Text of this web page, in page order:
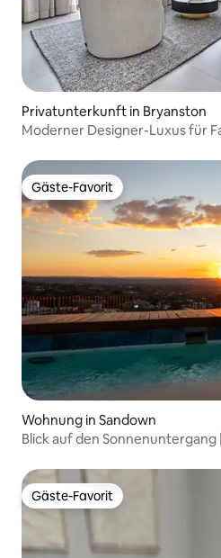
Privatunterkunft in Bryanston
Moderner Designer-Luxus für
Gäste-Favorit
Gäste-Favorit
Wohnung in Sandown
Blick auf den Sonnenuntergang
Gäste-Favorit
Gäste-Favorit